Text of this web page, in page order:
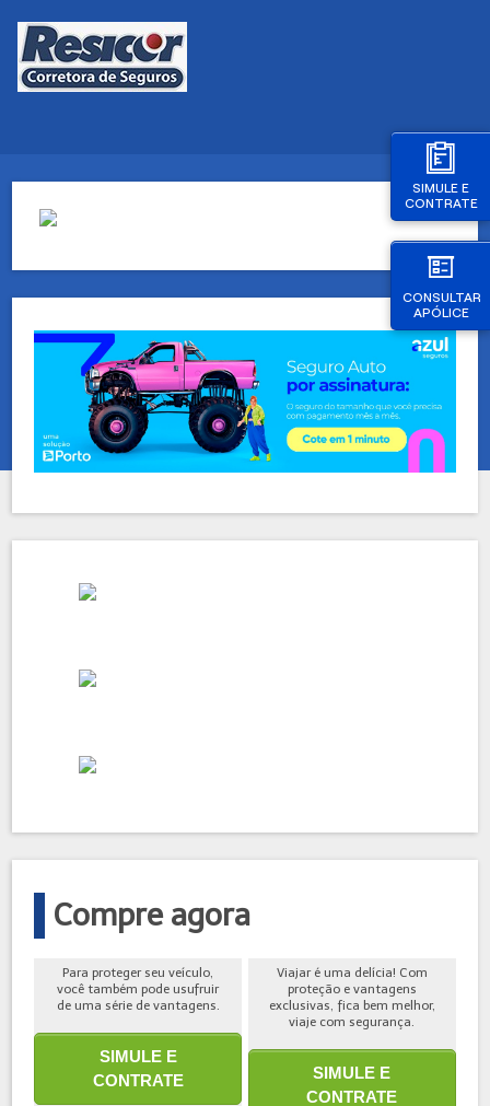
SIMULE E
CONTRATE
CONSULTAR
APÓLICE
Compre agora
Para proteger seu veículo,
você também pode usufruir
de uma série de vantagens.
SIMULE E
CONTRATE
Viajar é uma delícia! Com
proteção e vantagens
exclusivas, fica bem melhor,
viaje com segurança.
SIMULE E
CONTRATE